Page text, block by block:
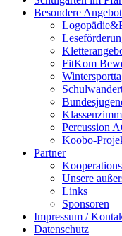
Besondere
FitKom
Percussion
Koobo-
Partner
Unsere
Links
Sponsoren
Impressum /
Datenschutz